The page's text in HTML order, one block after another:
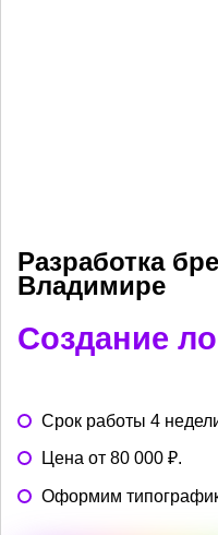
Разработка
Владимире
Создание
Срок работы 4
Цена от 80 000 ₽.
Оформим